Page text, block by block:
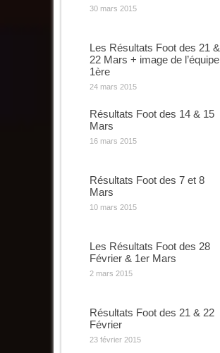
30 mars 2015
Les Résultats Foot des 21 &
22 Mars + image de l’équipe
1ère
24 mars 2015
Résultats Foot des 14 & 15
Mars
16 mars 2015
Résultats Foot des 7 et 8
Mars
10 mars 2015
Les Résultats Foot des 28
Février & 1er Mars
2 mars 2015
Résultats Foot des 21 & 22
Février
23 février 2015